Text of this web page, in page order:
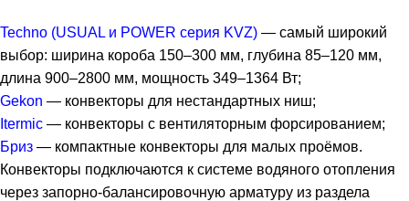
Techno (USUAL и POWER серия KVZ) — самый широкий
выбор: ширина короба 150–300 мм, глубина 85–120 мм,
длина 900–2800 мм, мощность 349–1364 Вт;
Gekon — конвекторы для нестандартных ниш;
Itermic — конвекторы с вентиляторным форсированием;
Бриз — компактные конвекторы для малых проёмов.
Конвекторы подключаются к системе водяного отопления
через запорно-балансировочную арматуру из раздела